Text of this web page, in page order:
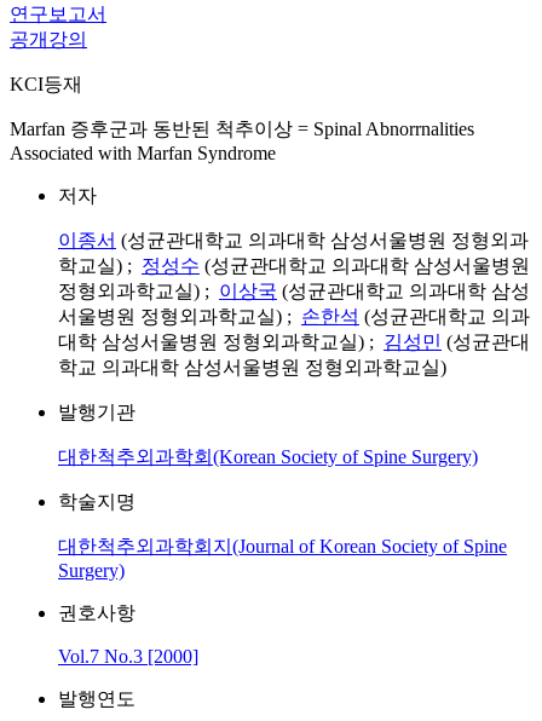
연구보고서
공개강의
KCI등재
Marfan 증후군과 동반된 척추이상 = Spinal Abnorrnalities
Associated with Marfan Syndrome
저자
이종서 (성균관대학교 의과대학 삼성서울병원 정형외과
학교실) ; 정성수 (성균관대학교 의과대학 삼성서울병원
정형외과학교실) ; 이상국 (성균관대학교 의과대학 삼성
서울병원 정형외과학교실) ; 손한석 (성균관대학교 의과
대학 삼성서울병원 정형외과학교실) ; 김성민 (성균관대
학교 의과대학 삼성서울병원 정형외과학교실)
발행기관
대한척추외과학회(Korean Society of Spine Surgery)
학술지명
대한척추외과학회지(Journal of Korean Society of Spine
Surgery)
권호사항
Vol.7 No.3 [2000]
발행연도